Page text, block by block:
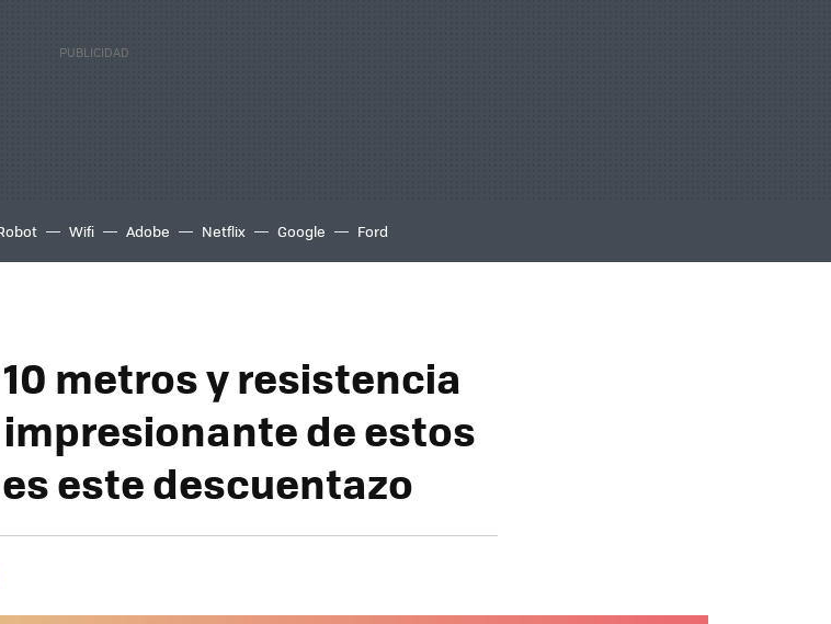
Wifi Adobe Netflix Google Ford
metros y resistencia
de estos
este descuentazo